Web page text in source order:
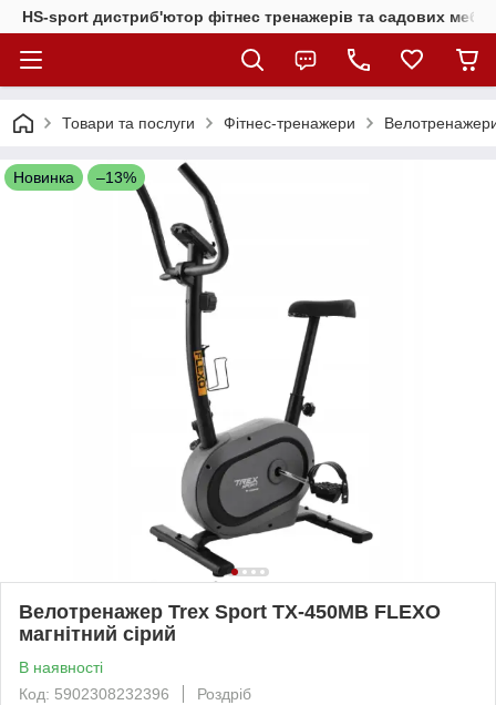
HS-sport дистриб'ютор фітнес тренажерів та садових
Товари та послуги Фітнес-тренажери
Новинка –13%
Велотренажер Trex Sport TX-450MB FLEXO
магнітний сірий
В наявності
Код: 5902308232396
Роздріб